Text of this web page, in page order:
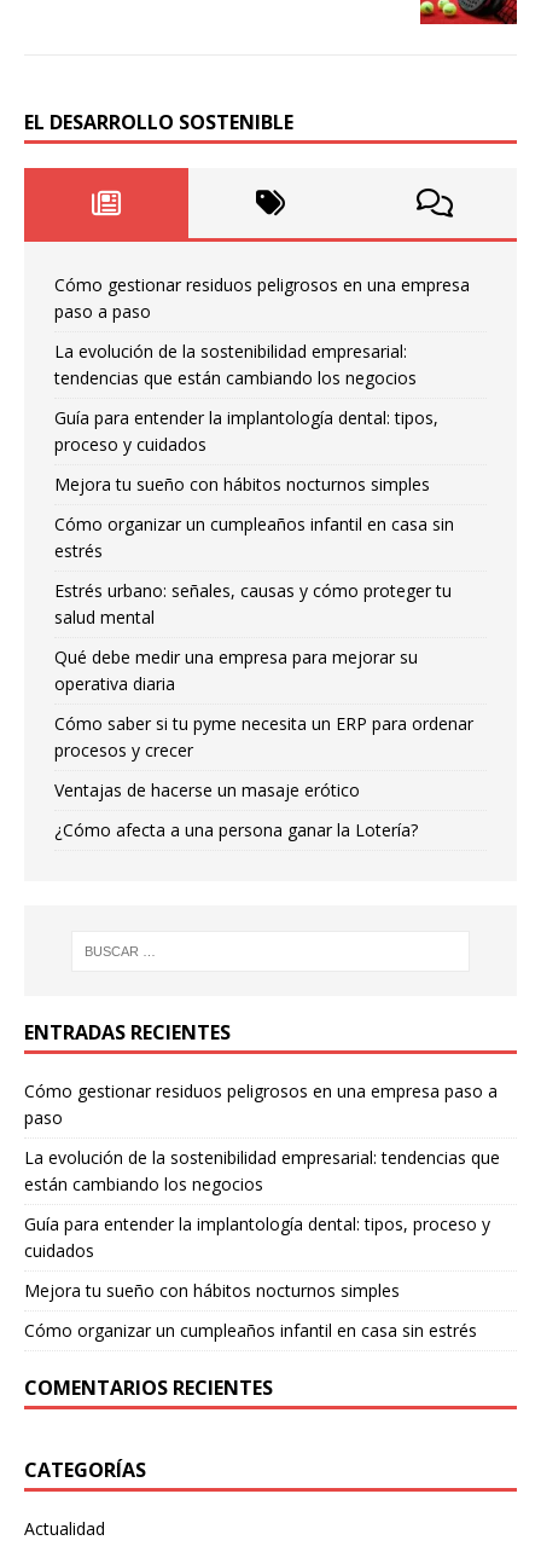
EL DESARROLLO SOSTENIBLE
Cómo gestionar residuos peligrosos en una empresa
paso a paso
La evolución de la sostenibilidad empresarial:
tendencias que están cambiando los negocios
Guía para entender la implantología dental: tipos,
proceso y cuidados
Mejora tu sueño con hábitos nocturnos simples
Cómo organizar un cumpleaños infantil en casa sin
estrés
Estrés urbano: señales, causas y cómo proteger tu
salud mental
Qué debe medir una empresa para mejorar su
operativa diaria
Cómo saber si tu pyme necesita un ERP para ordenar
procesos y crecer
Ventajas de hacerse un masaje erótico
¿Cómo afecta a una persona ganar la Lotería?
ENTRADAS RECIENTES
Cómo gestionar residuos peligrosos en una empresa paso a
paso
La evolución de la sostenibilidad empresarial: tendencias que
están cambiando los negocios
Guía para entender la implantología dental: tipos, proceso y
cuidados
Mejora tu sueño con hábitos nocturnos simples
Cómo organizar un cumpleaños infantil en casa sin estrés
COMENTARIOS RECIENTES
CATEGORÍAS
Actualidad